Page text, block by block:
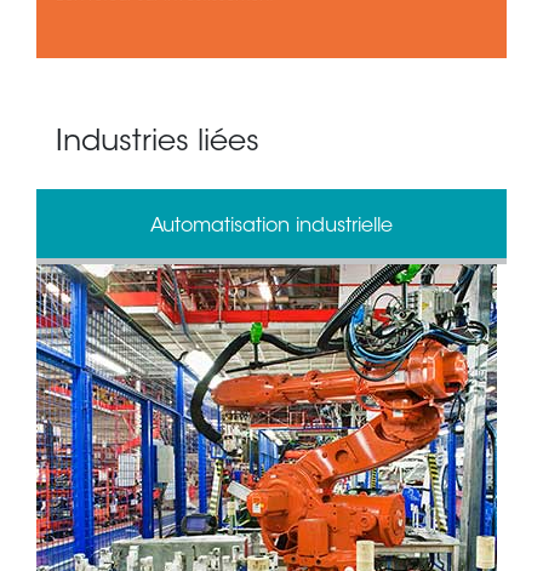
Industries liées
Automatisation industrielle